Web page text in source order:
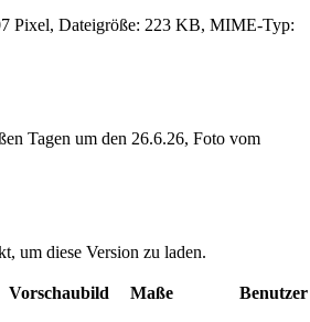
Pixel, Dateigröße: 223 KB, MIME-Typ:
Tagen um den 26.6.26, Foto vom
um diese Version zu laden.
Vorschaubild Maße Benutzer